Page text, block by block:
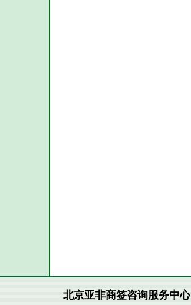
北京亚非商签咨询服务中心